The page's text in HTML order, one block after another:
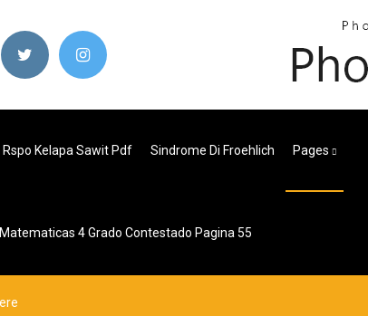
Rspo Kelapa Sawit Pdf Sindrome Di Froehlich Pages
4 Grado Contestado Pagina 55